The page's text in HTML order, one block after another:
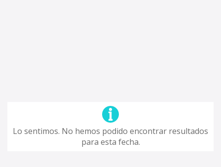
Lo sentimos. No hemos podido encontrar resultados
para esta fecha.